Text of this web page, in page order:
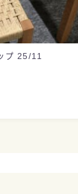
プ 25/11